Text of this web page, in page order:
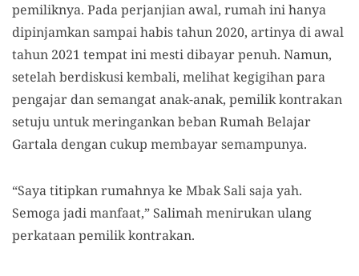
pemiliknya. Pada perjanjian awal, rumah ini hanya
dipinjamkan sampai habis tahun 2020, artinya di awal
tahun 2021 tempat ini mesti dibayar penuh. Namun,
setelah berdiskusi kembali, melihat kegigihan para
pengajar dan semangat anak-anak, pemilik kontrakan
setuju untuk meringankan beban Rumah Belajar
Gartala dengan cukup membayar semampunya.
“Saya titipkan rumahnya ke Mbak Salisaja yah.
Semoga jadi manfaat,” Salimah menirukan ulang
perkataan pemilik kontrakan.